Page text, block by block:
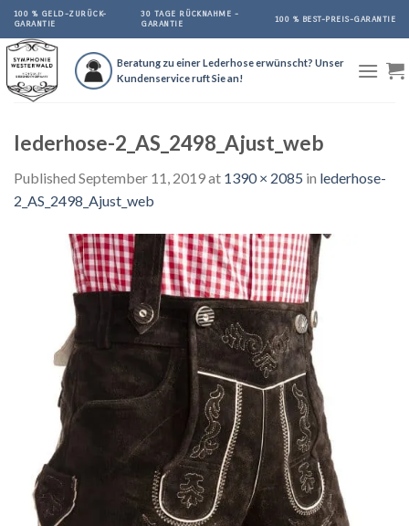
Skip
content
100 % GELD-ZURÜCK-
GARANTIE
30 TAGE RÜCKNAHME -
GARANTIE
100 % BEST-PREIS-GARANTIE
Beratung zu einer Lederhose erwünscht? Unser
Kundenservice ruft Sie an!
lederhose-2_AS_2498_Ajust_web
Published September 11, 2019at 1390 × 2085 in lederhose-
2_AS_2498_Ajust_web